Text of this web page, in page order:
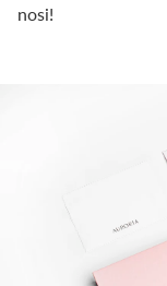
nosi!